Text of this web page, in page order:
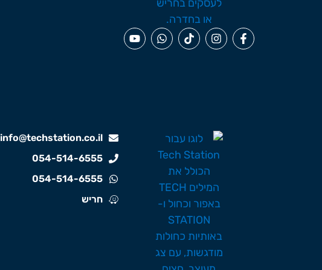
info@techstation.co.il
054-514-6555
054-514-6555
חריש